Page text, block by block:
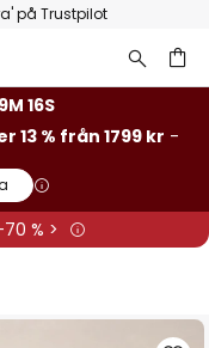
varumärken
15S
13 % från 1799 kr -
% >